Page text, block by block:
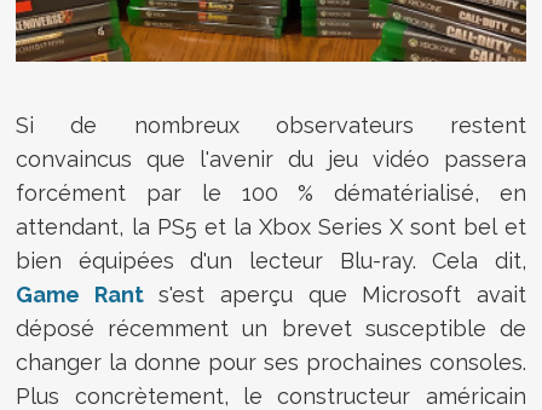
Si de nombreux observateurs restent
convaincus que l'avenir du jeu vidéo passera
forcément par le 100 % dématérialisé, en
attendant, la PS5 et la Xbox Series X sont bel et
bien équipées d'un lecteur Blu-ray. Cela dit,
Game Rants'est aperçu que Microsoft avait
déposé récemment un brevet susceptible de
changer la donne pour ses prochaines consoles.
Plus concrètement, le constructeur américain